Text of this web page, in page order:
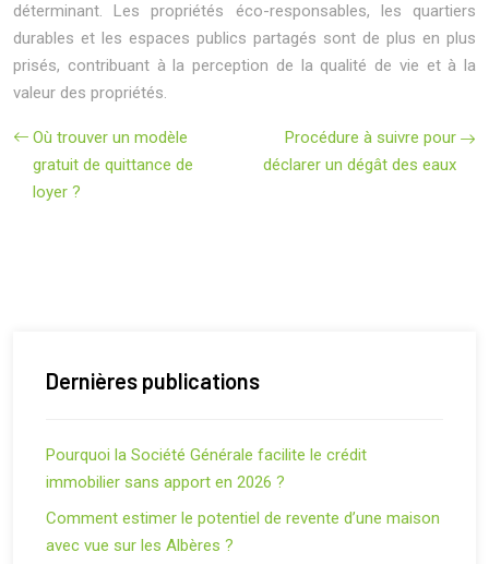
déterminant. Les propriétés éco-responsables, les quartiers
durables et les espaces publics partagés sont de plus en plus
prisés, contribuant à la perception de la qualité de vie et à la
valeur des propriétés.
Où trouver un modèle
gratuit de quittance de
loyer ?
Procédure à suivre pour
déclarer un dégât des eaux
Dernières publications
Pourquoi la Société Générale facilite le crédit
immobilier sans apport en 2026 ?
Comment estimer le potentiel de revente d’une maison
avec vue sur les Albères ?